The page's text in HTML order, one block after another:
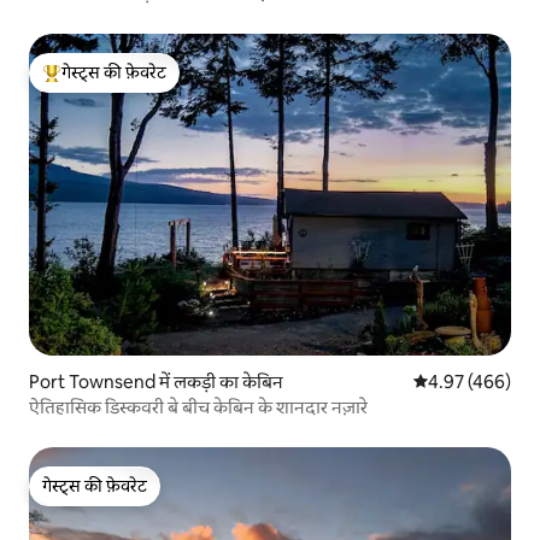
गेस्ट्स का टॉप फ़ेवरेट
गेस्ट्स की फ़ेवरेट
Port Townsend में लकड़ी का केबिन औसत रेटिंग 5 में से
4.97 (466)
ऐतिहासिक डिस्कवरी बे बीच केबिन के शानदार नज़ारे
गेस्ट्स की फ़ेवरेट
गेस्ट्स की फ़ेवरेट